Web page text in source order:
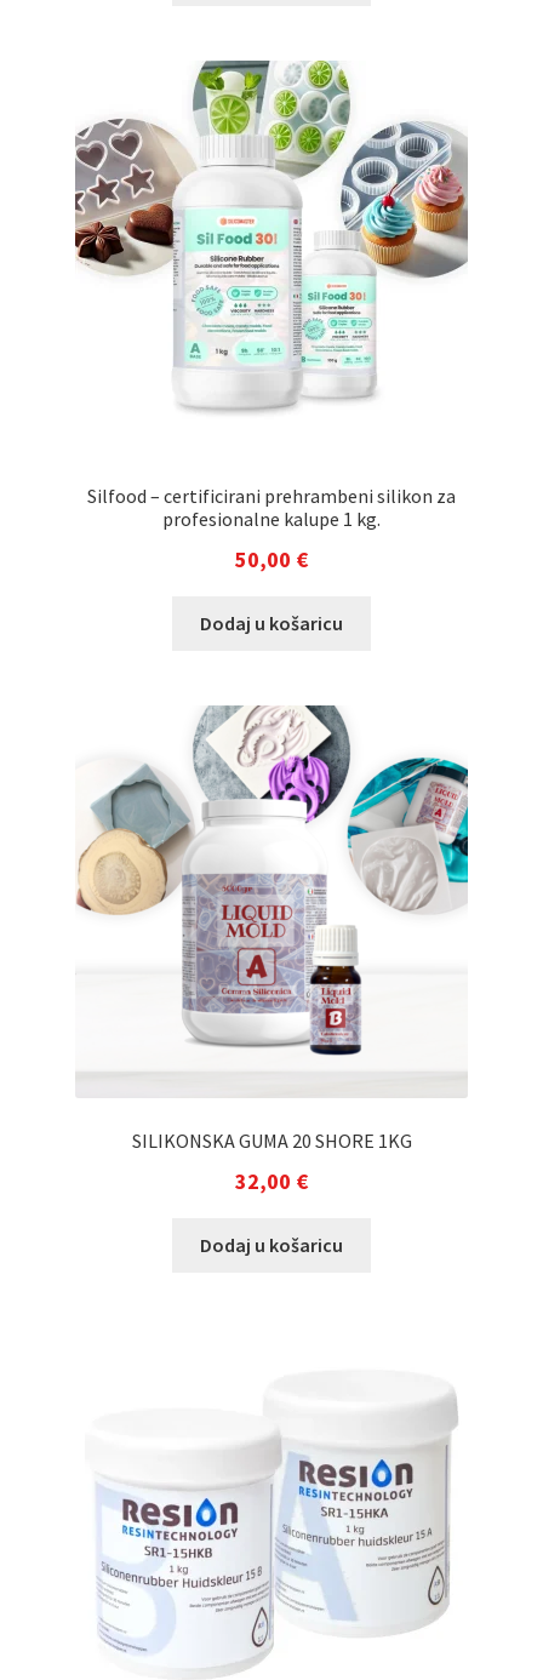
Silfood – certificirani prehrambeni silikon za
profesionalne kalupe 1 kg.
50,00 €
Dodaj u košaricu
SILIKONSKA GUMA 20 SHORE 1KG
32,00 €
Dodaj u košaricu